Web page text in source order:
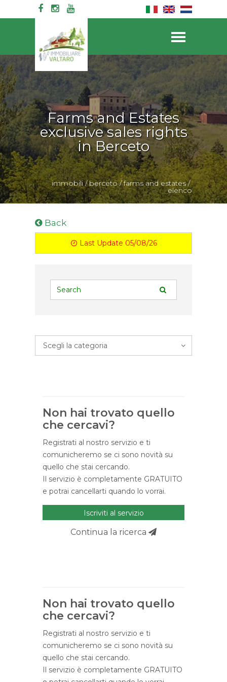
Farms and Estates
exclusive sales rights
in Berceto
immobili/berceto/farms and estates/
elenco
Back
Last Update 05/08/26
Scegli la categoria
Non hai trovato quello
che cercavi?
Registrati al nostro servizio e ti
comunicheremo se ci sono novità su
quello che stai cercando.
Il servizio è completamente GRATUITO
e potrai cancellarti quando lo vorrai.
Iscriviti al servizio
Continua la ricerca
Non hai trovato quello
che cercavi?
Registrati al nostro servizio e ti
comunicheremo se ci sono novità su
quello che stai cercando.
Il servizio è completamente GRATUITO